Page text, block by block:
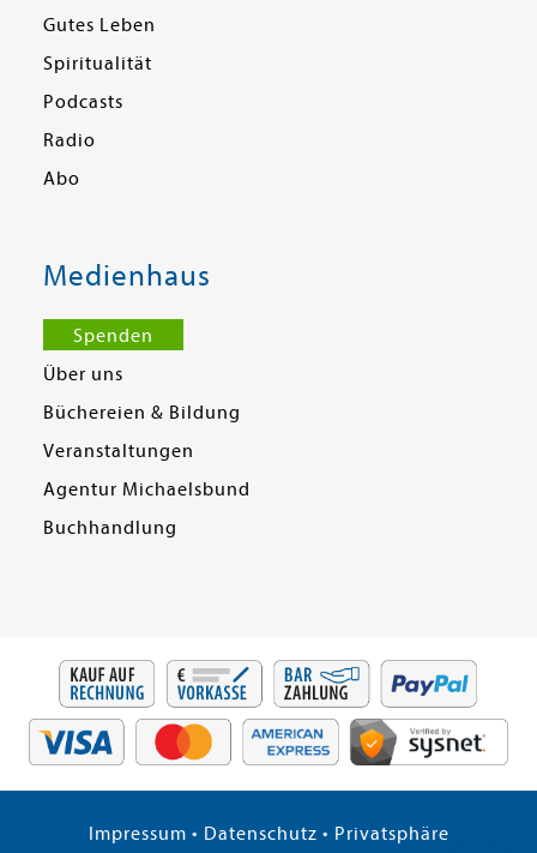
Gutes Leben
Spiritualität
Podcasts
Radio
Abo
Medienhaus
Spenden
Über uns
Büchereien & Bildung
Veranstaltungen
Agentur Michaelsbund
Buchhandlung
Impressum • Datenschutz • Privatsphäre